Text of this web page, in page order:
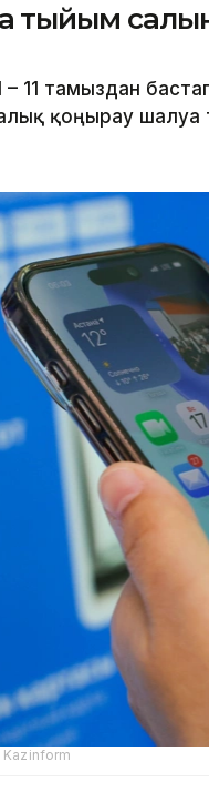
тыйым
– 11 тамыздан
қоңырау